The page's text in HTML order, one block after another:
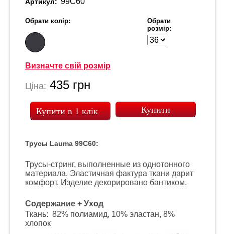
Обрати колір:
Обрати
розмір:
Визначте свій розмір
Ціна: 435 грн
Купити в 1 клік
Трусы Lauma 99C60:
Трусы-стринг, выполненные из однотонного
материала. Эластичная фактура ткани дарит
комфорт. Изделие декорировано бантиком.
Содержание + Уход
Ткань: 82% полиамид, 10% эластан, 8%
хлопок